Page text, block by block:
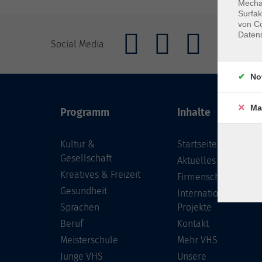
Social Media
Programm
Kultur &
Gesellschaft
Kreatives & Freizeit
Gesundheit
Sprachen
Beruf
Meisterschule
Junge VHS
Inhalte
Startseite
Aktuelles
Firmenschulungen
Internationale
Projekte
Kontakt
Mehr VHS
Unsere
von